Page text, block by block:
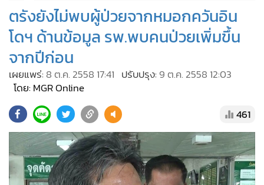
ผู้จัดการรายวัน
• คอลัมนิสต์
• ละคร
• CbizReview
• Cyber BIZ
• Good health & Well-being
• Green Innovation & SD
• Management & HR
•
MGR Live
ตรังยังไม่พบผู้ป่วยจากหมอกควันอิน
โดฯ ด้านข้อมูล รพ.พบคนป่วยเพิ่มขึ้น
จากปีก่อน
เผยแพร่: 8 ต.ค. 2558 17:41 ปรับปรุง: 9 ต.ค. 2558 12:03
โดย: MGR Online
461